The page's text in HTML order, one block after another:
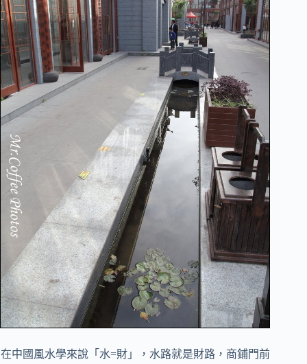
在中國風水學來說「水=財」，水路就是財路，商鋪門前